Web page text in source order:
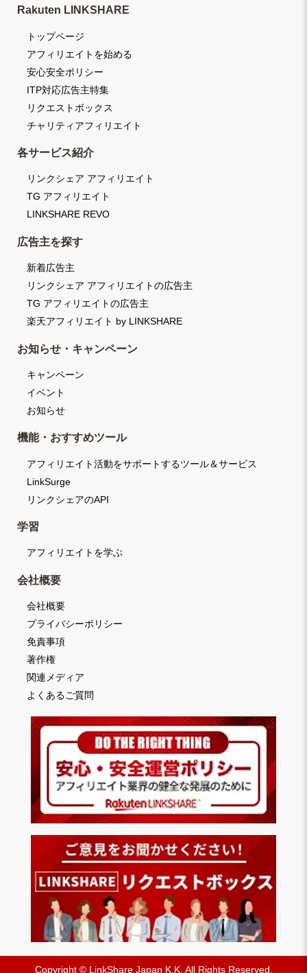
Rakuten LINKSHARE
トップページ
アフィリエイトを始める
安心安全ポリシー
ITP対応広告主特集
リクエストボックス
チャリティアフィリエイト
各サービス紹介
リンクシェア アフィリエイト
TG アフィリエイト
LINKSHARE REVO
広告主を探す
新着広告主
リンクシェア アフィリエイトの広告主
TG アフィリエイトの広告主
楽天アフィリエイト by LINKSHARE
お知らせ・キャンペーン
キャンペーン
イベント
お知らせ
機能・おすすめツール
アフィリエイト活動をサポートするツール＆サービス
LinkSurge
リンクシェアのAPI
学習
アフィリエイトを学ぶ
会社概要
会社概要
プライバシーポリシー
免責事項
著作権
関連メディア
よくあるご質問
Copyright © LinkShare Japan K.K. All Rights Reserved.